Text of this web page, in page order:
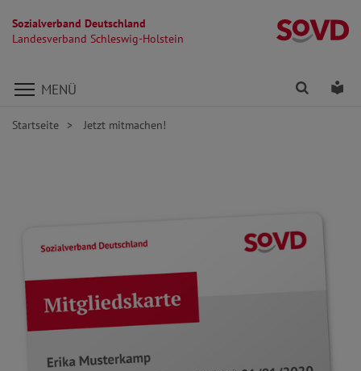
Sozialverband Deutschland
Landesverband Schleswig-Holstein
Direkt zu den Inhalten springen
MENÜ Finden
Startseite Jetzt mitmachen!